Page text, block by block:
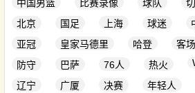
中国男篮
比赛录像 球队
北京
国足 上海 球迷
亚冠
皇家马德里 哈登 客场
防守
巴萨 76人 热火
辽宁
广厦 决赛 年轻人